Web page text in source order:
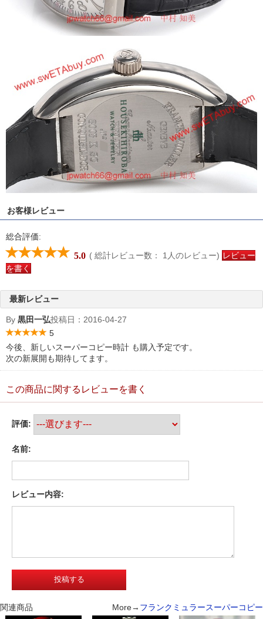
お客様レビュー
総合評価:
5.0 ( 総計レビュー数： 1 人のレビュー) レビュー
を書く
最新レビュー
By 黒田一弘投稿日： 2016-04-27
5
今後、新しいスーパーコピー時計 も購入予定です。
次の新展開も期待してます。
この商品に関するレビューを書く
評価:
名前:
レビュー内容:
関連商品 More→ フランクミュラースーパーコピー